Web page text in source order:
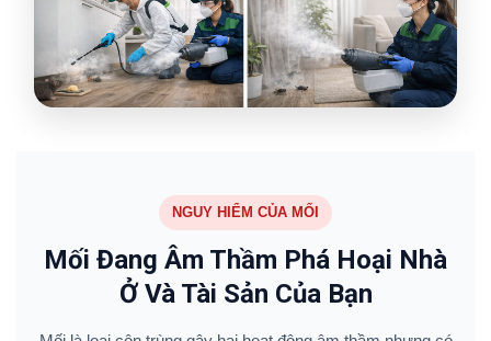
NGUY HIỂM CỦA MỐI
Mối Đang Âm Thầm Phá Hoại Nhà
Ở Và Tài Sản Của Bạn